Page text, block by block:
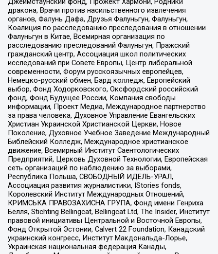
дракона, Врачи против насильственного извлечения
органов, Фалунь Дафа, Друзья Фалуньгун, Фалуньгун,
Коалиция по расследованию преследования в отношении
Фалуньгун в Китае, Всемирная организация по
расследованию преследований Фалуньгун, Пражский
гражданский центр, Ассоциация школ политических
исследований при Совете Европы, Центр либеральной
современности, Форум русскоязычных европейцев,
Немецко-русский обмен, Бард колледж, Европейский
выбор, Фонд Ходорковского, Оксфордский российский
фонд, Фонд Будущее России, Компания свободы
информации, Проект Медиа, Международное партнерство
за права человека, Духовное Управление Евангельских
Христиан Украинской Христианской Церкви, Новое
Поколение, Духовное Учебное Заведение Международный
Библейский Колледж, Международное христианское
движение, Всемирный Институт Саентологических
Предприятий, Церковь Духовной Технологии, Европейская
сеть организаций по наблюдению за выборами,
Республика Польша, СВОБОДНЫЙ ИДЕЛЬ-УРАЛ,
Ассоциация развития журналистики, IStories fonds,
Королевский Институт Международных Отношений,
КРИМСЬКА ПРАВОЗАХИСНА ГРУПА, Фонд имени Генриха
Бёлля, Stichting Bellingcat, Bellingcat Ltd, The Insider, Институт
правовой инициативы Центральной и Восточной Европы,
Фонд Открытой Эстонии, Calvert 22 Foundation, Канадский
украинский конгресс, Институт Макдональда-Лорье,
Украинская национальная федерация Канады,